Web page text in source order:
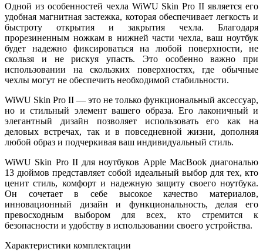
Одной из особенностей чехла WiWU Skin Pro II является его
удобная магнитная застежка, которая обеспечивает легкость и
быстроту открытия и закрытия чехла. Благодаря
прорезиненным ножкам в нижней части чехла, ваш ноутбук
будет надежно фиксироваться на любой поверхности, не
скользя и не рискуя упасть. Это особенно важно при
использовании на скользких поверхностях, где обычные
чехлы могут не обеспечить необходимой стабильности.
WiWU Skin Pro II — это не только функциональный аксессуар,
но и стильный элемент вашего образа. Его лаконичный и
элегантный дизайн позволяет использовать его как на
деловых встречах, так и в повседневной жизни, дополняя
любой образ и подчеркивая ваш индивидуальный стиль.
WiWU Skin Pro II для ноутбуков Apple MacBook диагональю
13 дюймов представляет собой идеальный выбор для тех, кто
ценит стиль, комфорт и надежную защиту своего ноутбука.
Он сочетает в себе высокое качество материалов,
инновационный дизайн и функциональность, делая его
превосходным выбором для всех, кто стремится к
безопасности и удобству в использовании своего устройства.
Характеристики комплектации